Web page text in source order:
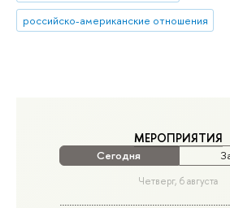
МЕРОПРИЯТИЯ
Сегодня
Четверг, 6 августа
российско-американские отношения